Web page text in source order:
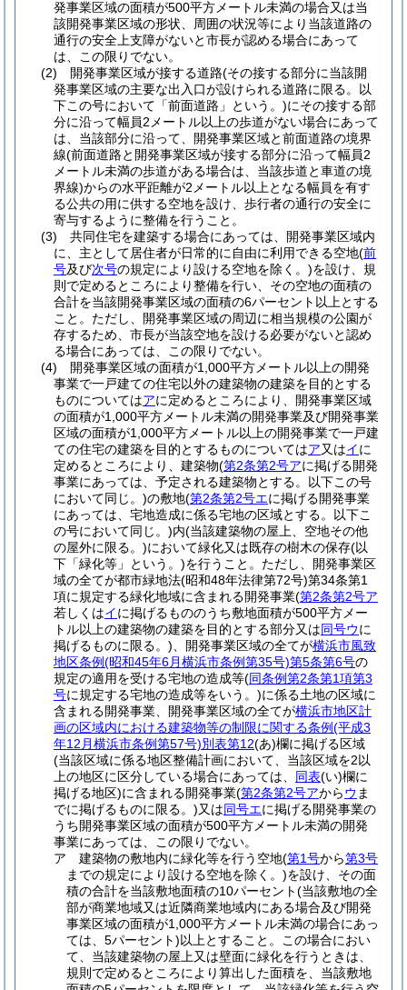
発事業区域の面積が500平方メートル未満の場合又は当
該開発事業区域の形状、周囲の状況等により当該道路の
通行の安全上支障がないと市長が認める場合にあって
は、この限りでない。
(2)
開発事業区域が接する道路(その接する部分に当該開
発事業区域の主要な出入口が設けられる道路に限る。以
下この号において「前面道路」という。)にその接する部
分に沿って幅員2メートル以上の歩道がない場合にあって
は、当該部分に沿って、開発事業区域と前面道路の境界
線(前面道路と開発事業区域が接する部分に沿って幅員2
メートル未満の歩道がある場合は、当該歩道と車道の境
界線)からの水平距離が2メートル以上となる幅員を有す
る公共の用に供する空地を設け、歩行者の通行の安全に
寄与するように整備を行うこと。
(3)
共同住宅を建築する場合にあっては、開発事業区域内
に、主として居住者が日常的に自由に利用できる空地(前
号及び次号の規定により設ける空地を除く。)を設け、規
則で定めるところにより整備を行い、その空地の面積の
合計を当該開発事業区域の面積の6パーセント以上とする
こと。 ただし、開発事業区域の周辺に相当規模の公園が
存するため、市長が当該空地を設ける必要がないと認め
る場合にあっては、この限りでない。
(4)
開発事業区域の面積が1,000平方メートル以上の開発
事業で一戸建ての住宅以外の建築物の建築を目的とする
ものについてはアに定めるところにより、開発事業区域
の面積が1,000平方メートル未満の開発事業及び開発事業
区域の面積が1,000平方メートル以上の開発事業で一戸建
ての住宅の建築を目的とするものについてはア又はイに
定めるところにより、建築物(第2条第2号アに掲げる開発
事業にあっては、予定される建築物とする。以下この号
において同じ。)の敷地(第2条第2号エに掲げる開発事業
にあっては、宅地造成に係る宅地の区域とする。以下こ
の号において同じ。)内(当該建築物の屋上、空地その他
の屋外に限る。)において緑化又は既存の樹木の保存(以
下「緑化等」という。)を行うこと。 ただし、開発事業区
域の全てが都市緑地法(昭和48年法律第72号)第34条第1
項に規定する緑化地域に含まれる開発事業(第2条第2号ア
若しくはイに掲げるもののうち敷地面積が500平方メー
トル以上の建築物の建築を目的とする部分又は同号ウに
掲げるものに限る。) 、開発事業区域の全てが横浜市風致
地区条例(昭和45年6月横浜市条例第35号)第5条第6号の
規定の適用を受ける宅地の造成等(同条例第2条第1項第3
号に規定する宅地の造成等をいう。)に係る土地の区域に
含まれる開発事業、開発事業区域の全てが横浜市地区計
画の区域内における建築物等の制限に関する条例(平成3
年12月横浜市条例第57号)別表第12(あ)欄に掲げる区域
(当該区域に係る地区整備計画において、当該区域を2以
上の地区に区分している場合にあっては、 同表(い)欄に
掲げる地区)に含まれる開発事業(第2条第2号アからウ ま
でに掲げるものに限る。)又は同号エに掲げる開発事業の
うち開発事業区域の面積が500平方メートル未満の開発
事業にあっては、この限りでない。
ア
建築物の敷地内に緑化等を行う空地(第1号から第3号
までの規定により設ける空地を除く。)を設け、その面
積の合計を当該敷地面積の10パーセント(当該敷地の全
部が商業地域又は近隣商業地域内にある場合及び開発
事業区域の面積が1,000平方メートル未満の場合にあっ
ては、5パーセント)以上とすること。
この場合におい
て、当該建築物の屋上又は壁面に緑化を行うときは、
規則で定めるところにより算出した面積を、当該敷地